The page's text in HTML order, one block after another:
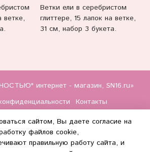
ветке,
Ветки ели в серебристом
глиттере, 15 лапок на ветке,
31 см, набор 3 букета.
интернет - магазин, SN16.ru»
Контакты
сайтом, Вы даете согласие на
файлов cookie,
правильную работу сайта, и